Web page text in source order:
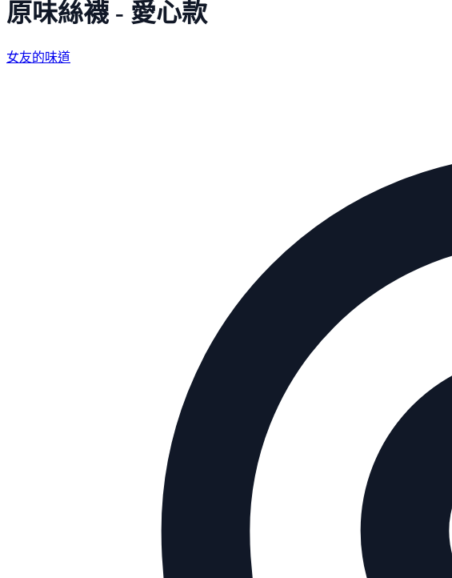
原味絲襪 - 愛心款
女友的味道